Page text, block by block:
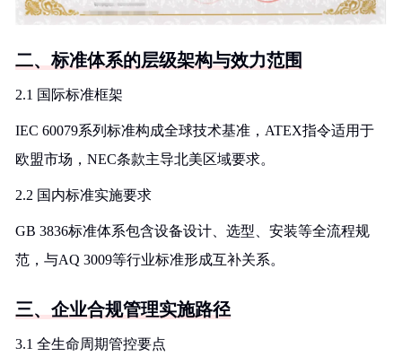
二、标准体系的层级架构与效力范围
2.1 国际标准框架
IEC 60079系列标准构成全球技术基准，ATEX指令适用于
欧盟市场，NEC条款主导北美区域要求。
2.2 国内标准实施要求
GB 3836标准体系包含设备设计、选型、安装等全流程规
范，与AQ 3009等行业标准形成互补关系。
三、企业合规管理实施路径
3.1 全生命周期管控要点